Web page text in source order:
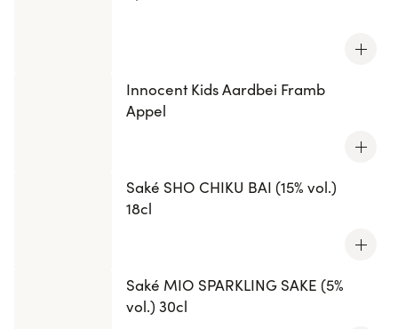
Innocent Kids Aardbei Framb
Appel
Saké SHO CHIKU BAI (15% vol.)
18cl
Saké MIO SPARKLING SAKE (5%
vol.) 30cl